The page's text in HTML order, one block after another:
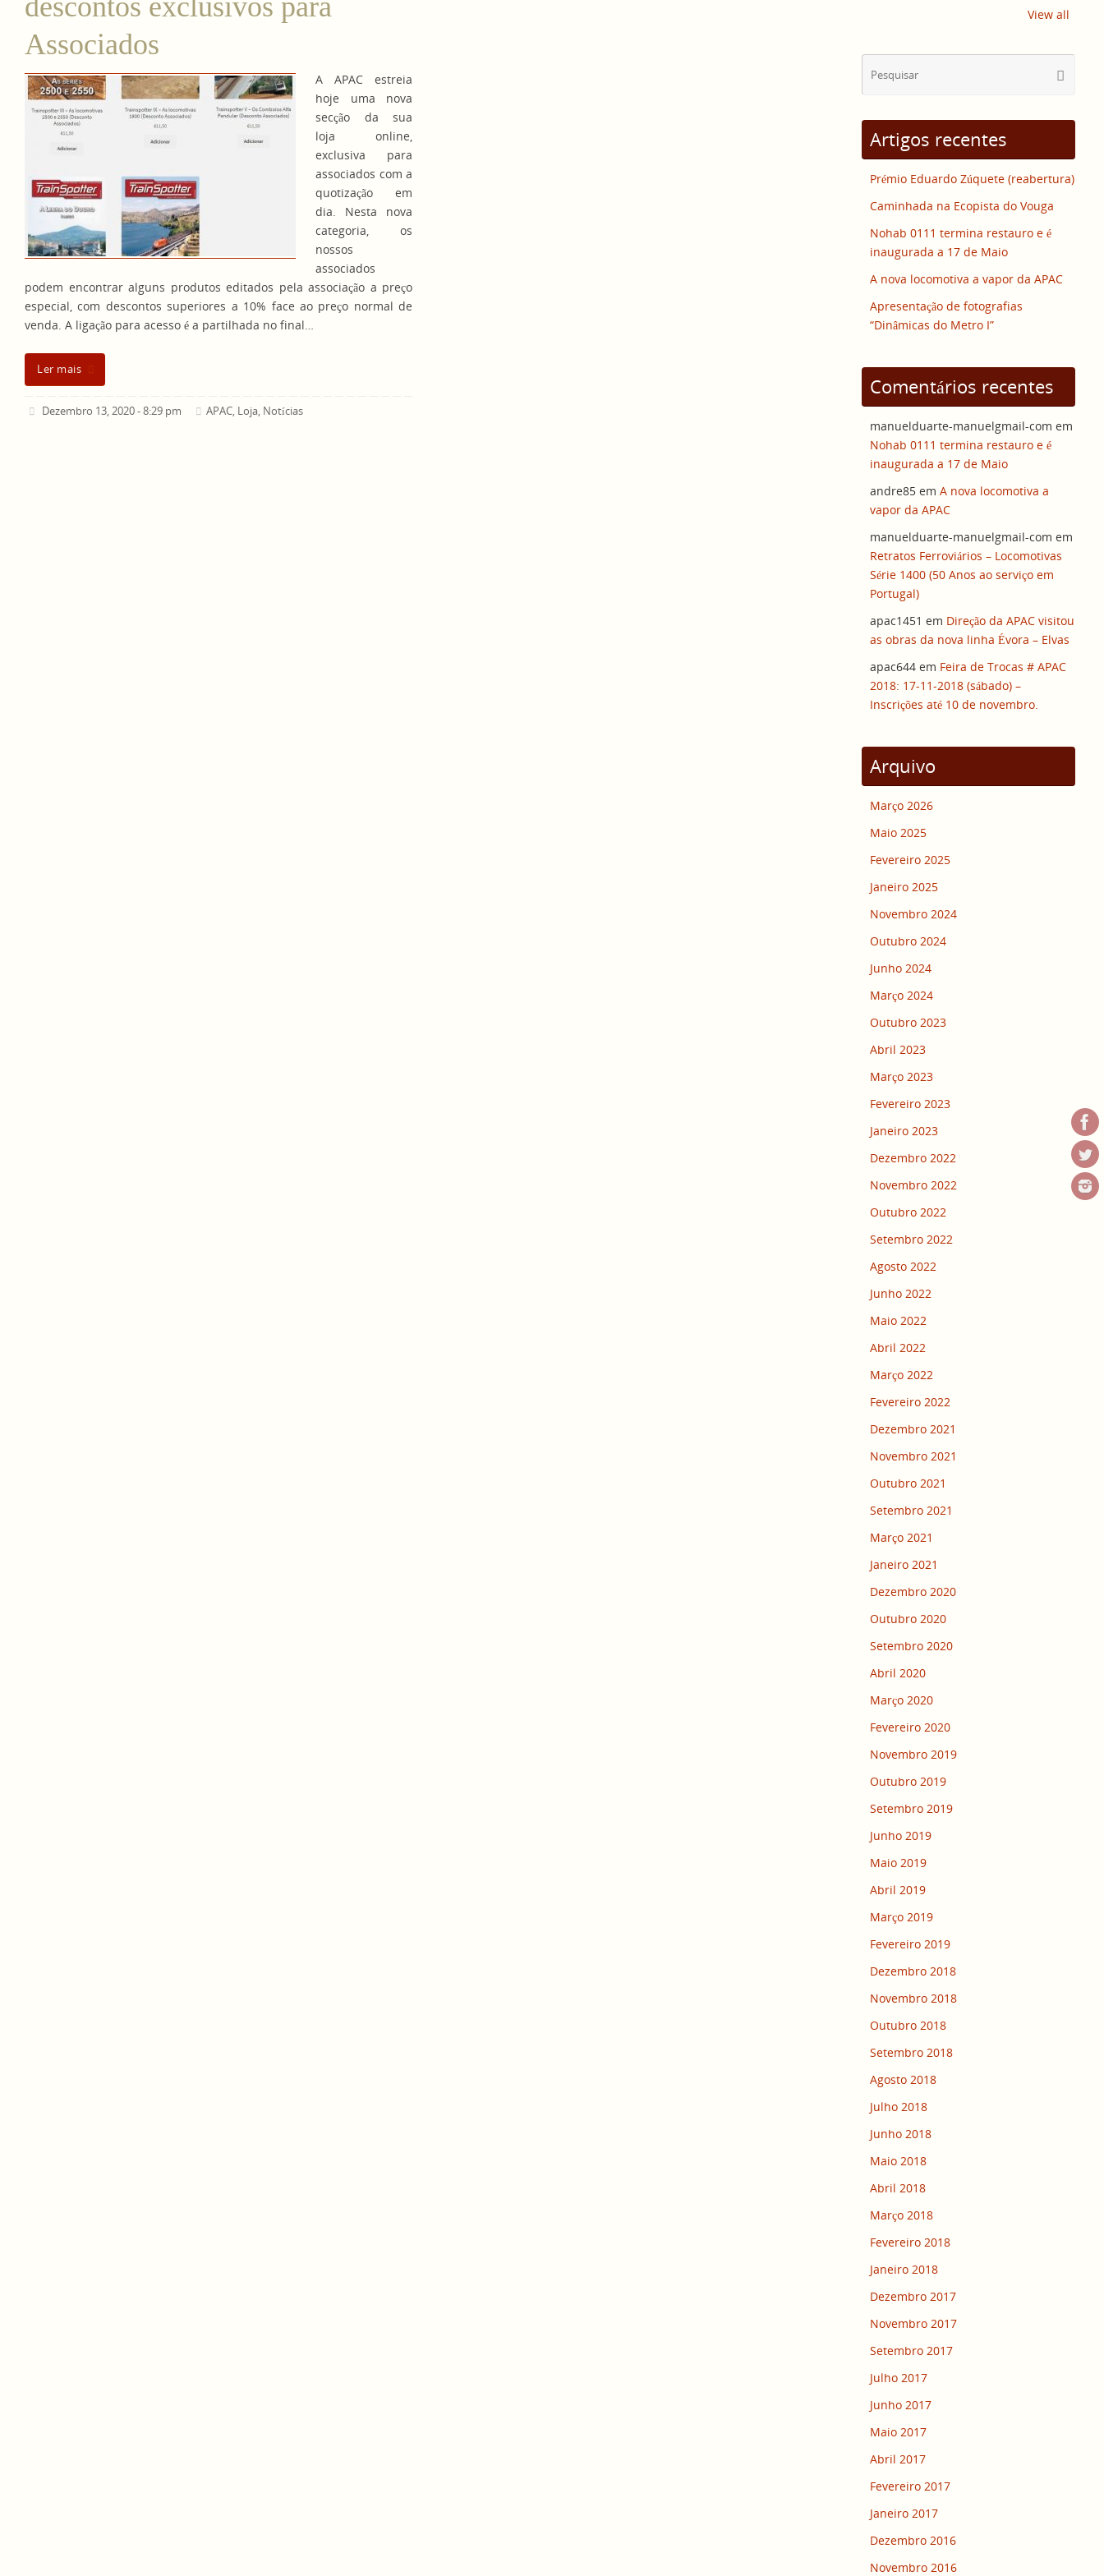
descontos exclusivos para
Associados
A APAC estreia
hoje uma nova
secção da sua
loja online,
exclusiva para
associados com a
quotização em
dia. Nesta nova
categoria, os
nossos
associados
podem encontrar alguns produtos editados pela associação a preço
especial, com descontos superiores a 10% face ao preço normal de
venda. A ligação para acesso é a partilhada no final…
Ler mais
Dezembro 13, 2020 - 8:29 pm APAC, Loja, Notícias
View all
Artigos recentes
Prémio Eduardo Zúquete (reabertura)
Caminhada na Ecopista do Vouga
Nohab 0111 termina restauro e é
inaugurada a 17 de Maio
A nova locomotiva a vapor da APAC
Apresentação de fotografias
“Dinâmicas do Metro I”
Comentários recentes
manuelduarte-manuelgmail-com em
Nohab 0111 termina restauro e é
inaugurada a 17 de Maio
andre85 em A nova locomotiva a
vapor da APAC
manuelduarte-manuelgmail-com em
Retratos Ferroviários – Locomotivas
Série 1400 (50 Anos ao serviço em
Portugal)
apac1451 em Direção da APAC visitou
as obras da nova linha Évora – Elvas
apac644 em Feira de Trocas # APAC
2018: 17-11-2018 (sábado) –
Inscrições até 10 de novembro.
Arquivo
Março 2026
Maio 2025
Fevereiro 2025
Janeiro 2025
Novembro 2024
Outubro 2024
Junho 2024
Março 2024
Outubro 2023
Abril 2023
Março 2023
Fevereiro 2023
Janeiro 2023
Dezembro 2022
Novembro 2022
Outubro 2022
Setembro 2022
Agosto 2022
Junho 2022
Maio 2022
Abril 2022
Março 2022
Fevereiro 2022
Dezembro 2021
Novembro 2021
Outubro 2021
Setembro 2021
Março 2021
Janeiro 2021
Dezembro 2020
Outubro 2020
Setembro 2020
Abril 2020
Março 2020
Fevereiro 2020
Novembro 2019
Outubro 2019
Setembro 2019
Junho 2019
Maio 2019
Abril 2019
Março 2019
Fevereiro 2019
Dezembro 2018
Novembro 2018
Outubro 2018
Setembro 2018
Agosto 2018
Julho 2018
Junho 2018
Maio 2018
Abril 2018
Março 2018
Fevereiro 2018
Janeiro 2018
Dezembro 2017
Novembro 2017
Setembro 2017
Julho 2017
Junho 2017
Maio 2017
Abril 2017
Fevereiro 2017
Janeiro 2017
Dezembro 2016
Novembro 2016